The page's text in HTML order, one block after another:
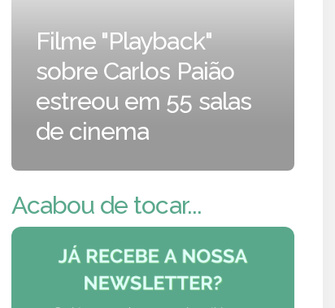
Filme "Playback"
sobre Carlos Paião
estreou em 55 salas
de cinema
Acabou de tocar...